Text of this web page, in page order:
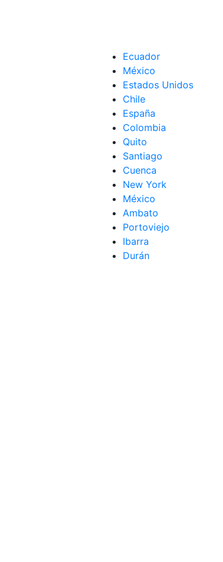
Ecuador
México
Estados Unidos
Chile
España
Colombia
Quito
Santiago
Cuenca
New York
México
Ambato
Portoviejo
Ibarra
Durán